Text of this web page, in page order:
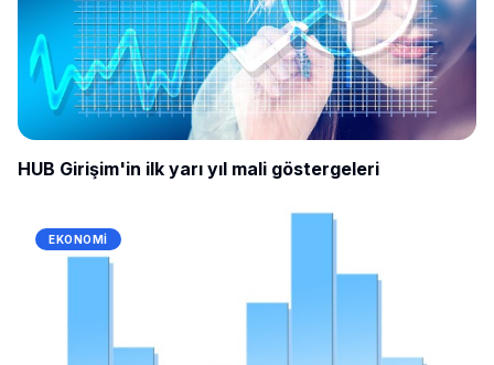
HUB Girişim'in ilk yarı yıl mali göstergeleri
EKONOMI